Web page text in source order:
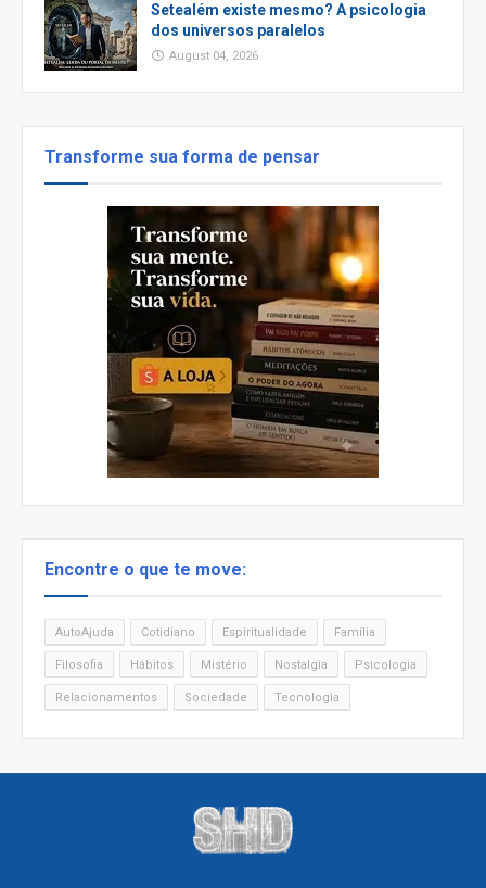
Setealém existe mesmo? A psicologia
dos universos paralelos
August 04, 2026
Transforme sua forma de pensar
Encontre o que te move:
AutoAjuda Cotidiano Espiritualidade Família
Filosofia Hábitos Mistério Nostalgia Psicologia
Relacionamentos Sociedade Tecnologia